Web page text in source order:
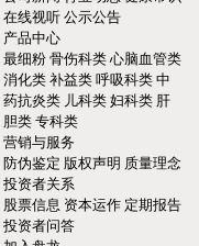
在线视听 公示公告
产品中心
最细粉 骨伤科类 心脑血管类
消化类 补益类 呼吸科类 中
药抗炎类 儿科类 妇科类 肝
胆类 专科类
营销与服务
防伪鉴定 版权声明 质量理念
投资者关系
股票信息 资本运作 定期报告
投资者问答